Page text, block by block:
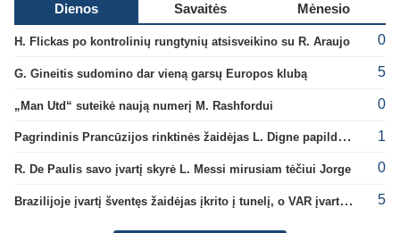
Dienos Savaitės Mėnesio
H. Flickas po kontrolinių rungtynių atsisveikino su R. Araujo 0
G. Gineitis sudomino dar vieną garsų Europos klubą 5
„Man Utd“ suteikė naują numerį M. Rashfordui 0
Pagrindinis Prancūzijos rinktinės žaidėjas L. Digne papildė PSG gretas 1
R. De Paulis savo įvartį skyrė L. Messi mirusiam tėčiui Jorge 0
Brazilijoje įvartį šventęs žaidėjas įkrito į tunelį, o VAR įvartį atšaukė 5